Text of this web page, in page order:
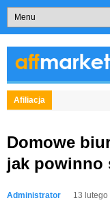
Afiliacja
Domowe
jak powinno
Administrator 13 lutego